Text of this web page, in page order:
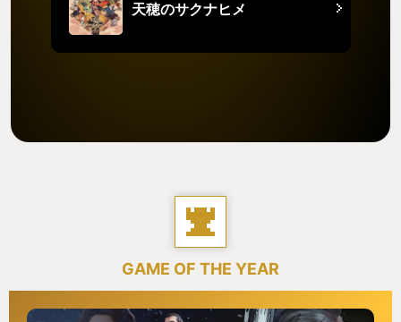
天穂のサクナヒメ
GAME OF THE YEAR